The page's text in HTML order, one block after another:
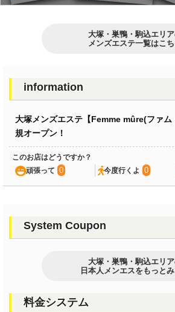
大塚・巣鴨・駒込エリ
メンズエステ一覧はこ
information
大塚メンズエステ【Femme mûre(ファム
規オープン！
このお店はどうですか？
頑張って 0 今度行くよ 0
System Coupon
大塚・巣鴨・駒込エリ
日本人メンエスをもっとみ
料金システム